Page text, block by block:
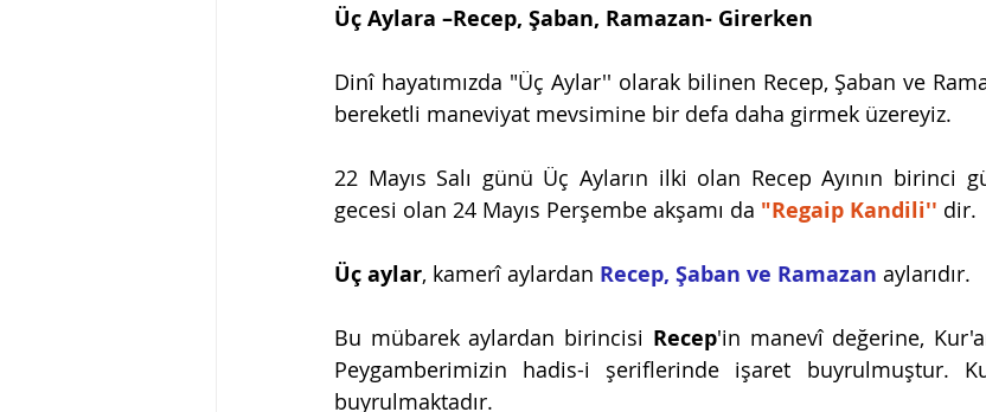
Üç Aylara –Recep, Şaban, Ramazan- Girerken
Dinî hayatımızda "Üç Aylar'' olarak bilinen Recep, Şaban ve
bereketli maneviyat mevsimine bir defa daha girmek üzereyiz.
22 Mayıs Salı günü Üç Ayların ilki olan Recep Ayının birinci
gecesi olan 24 Mayıs Perşembe akşamı da "Regaip Kandili'' dir.
Üç aylar, kamerî aylardan Recep, Şaban ve Ramazan aylarıdır.
Bu mübarek aylardan birincisi Recep'in manevî değerine,
Peygamberimizin hadis-i şeriflerinde işaret buyrulmuştur.
buyrulmaktadır.